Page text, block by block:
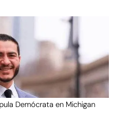
Demócrata en Michigan